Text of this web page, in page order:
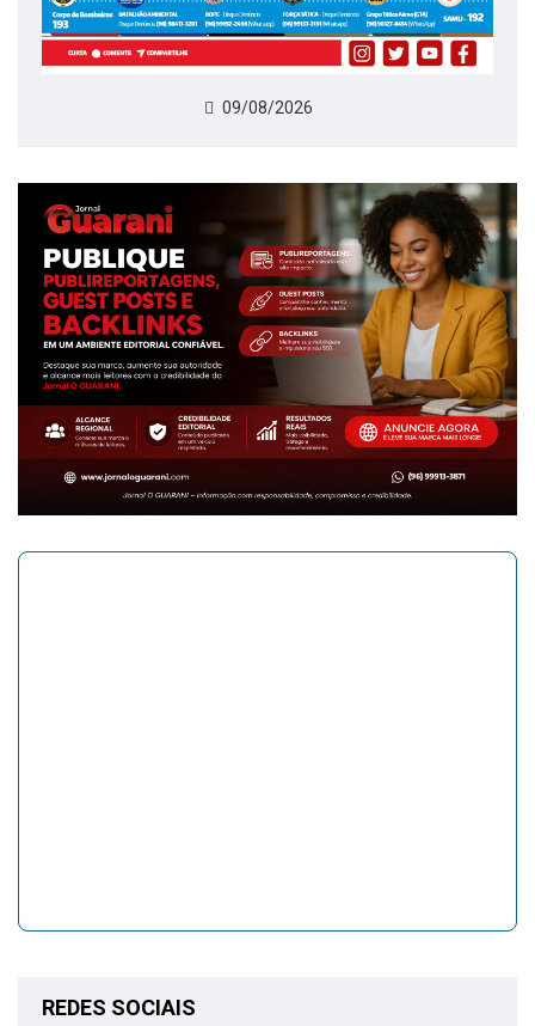
09/08/2026
REDES SOCIAIS